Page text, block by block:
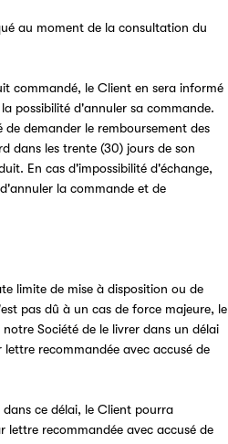
au moment de la consultation du
commandé, le Client en sera informé
possibilité d'annuler sa commande.
demander le remboursement des
dans les trente (30) jours de son
En cas d'impossibilité d'échange,
la commande et de
limite de mise à disposition ou de
pas dû à un cas de force majeure, le
Société de le livrer dans un délai
recommandée avec accusé de
dans ce délai, le Client pourra
lettre recommandée avec accusé de